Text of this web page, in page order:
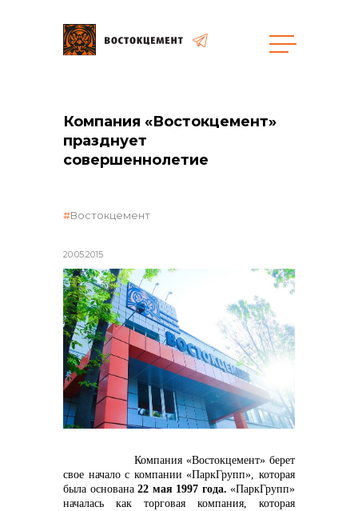
Закупки
общая информация
реализация неликвидов
контакты отдела закупок
Компания «Востокцемент»
празднует
совершеннолетие
20.05.2015
Востокцемент
Компания «Востокцемент» берет
свое начало с компании «ПаркГрупп», которая
была основана 22 мая 1997 года. «ПаркГрупп»
началась как торговая компания, которая